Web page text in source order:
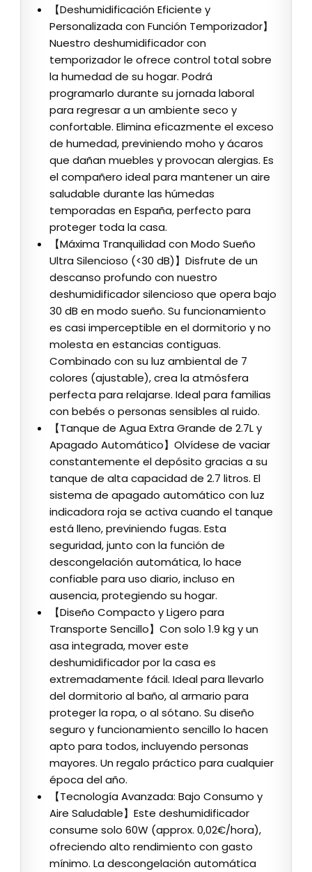
【Deshumidificación Eficiente y
Personalizada con Función Temporizador】
Nuestro deshumidificador con
temporizador le ofrece control total sobre
la humedad de su hogar. Podrá
programarlo durante su jornada laboral
para regresar a un ambiente seco y
confortable. Elimina eficazmente el exceso
de humedad, previniendo moho y ácaros
que dañan muebles y provocan alergias. Es
el compañero ideal para mantener un aire
saludable durante las húmedas
temporadas en España, perfecto para
proteger toda la casa.
【Máxima Tranquilidad con Modo Sueño
Ultra Silencioso (<30 dB)】Disfrute de un
descanso profundo con nuestro
deshumidificador silencioso que opera bajo
30 dB en modo sueño. Su funcionamiento
es casi imperceptible en el dormitorio y no
molesta en estancias contiguas.
Combinado con su luz ambiental de 7
colores (ajustable), crea la atmósfera
perfecta para relajarse. Ideal para familias
con bebés o personas sensibles al ruido.
【Tanque de Agua Extra Grande de 2.7L y
Apagado Automático】Olvídese de vaciar
constantemente el depósito gracias a su
tanque de alta capacidad de 2.7 litros. El
sistema de apagado automático con luz
indicadora roja se activa cuando el tanque
está lleno, previniendo fugas. Esta
seguridad, junto con la función de
descongelación automática, lo hace
confiable para uso diario, incluso en
ausencia, protegiendo su hogar.
【Diseño Compacto y Ligero para
Transporte Sencillo】Con solo 1.9 kg y un
asa integrada, mover este
deshumidificador por la casa es
extremadamente fácil. Ideal para llevarlo
del dormitorio al baño, al armario para
proteger la ropa, o al sótano. Su diseño
seguro y funcionamiento sencillo lo hacen
apto para todos, incluyendo personas
mayores. Un regalo práctico para cualquier
época del año.
【Tecnología Avanzada: Bajo Consumo y
Aire Saludable】Este deshumidificador
consume solo 60W (approx. 0,02€/hora),
ofreciendo alto rendimiento con gasto
mínimo. La descongelación automática